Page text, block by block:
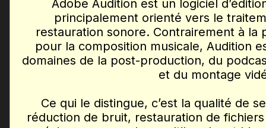
Adobe Audition est un logiciel
principalement orienté vers le
restauration sonore. Contrairement à la
pour la composition musicale, Audition
domaines de la post-production, du
et du montage
Ce qui le distingue, c’est la qualité de
réduction de bruit, restauration de